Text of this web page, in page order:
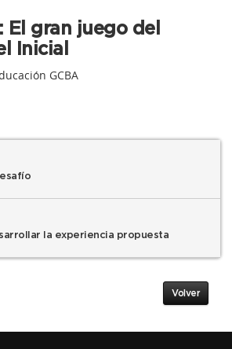
El gran juego del
Inicial
GCBA
la experiencia propuesta
Volver